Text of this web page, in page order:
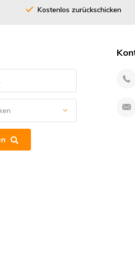
Kostenlos zurückschicken